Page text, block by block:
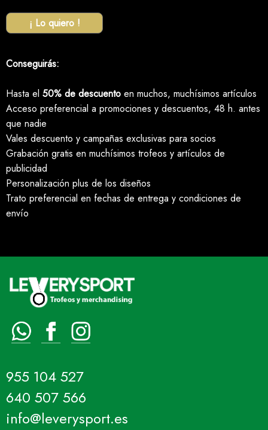
¡ Lo quiero !
Conseguirás:
Hasta el 50% de descuento en muchos, muchísimos artículos
Acceso preferencial a promociones y descuentos, 48 h. antes
que nadie
Vales descuento y campañas exclusivas para socios
Grabación gratis en muchísimos trofeos y artículos de
publicidad
Personalización plus de los diseños
Trato preferencial en fechas de entrega y condiciones de
envío
955 104 527
640 507 566
info@leverysport.es